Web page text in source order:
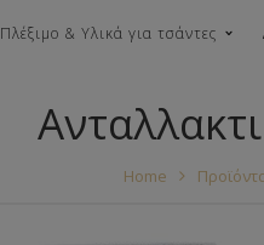
Πλέξιμο & Υλικά για τσάντες
Νήματα για Τσάντες
Home